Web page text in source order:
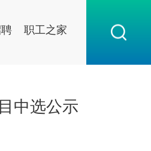
职工之家
中选公示